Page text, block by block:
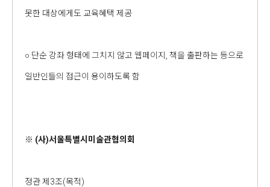
못한 대상에게도 교육혜택 제공
○ 단순 강좌 형태에 그치지 않고 웹페이지, 책을 출판하는 등으로
일반인들의 접근이 용이하도록 함
※ (사)서울특별시미술관협의회
정관 제3조(목적)